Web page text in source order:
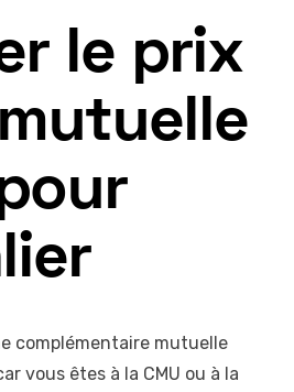
le prix
complémentaire mutuelle
vous êtes à la CMU ou à la